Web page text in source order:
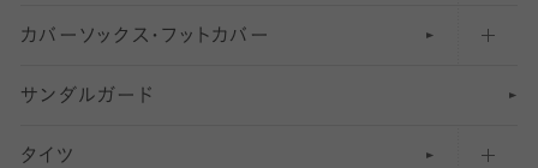
五本指ソックス・靴下
足袋ソックス・靴下
無地・プレーンソックス・靴下
カバーソックス・フットカバー
フットカバー・カバーソックス（深め）
フットカバー・カバーソックス（ふつう）
サンダルガード
タイツ